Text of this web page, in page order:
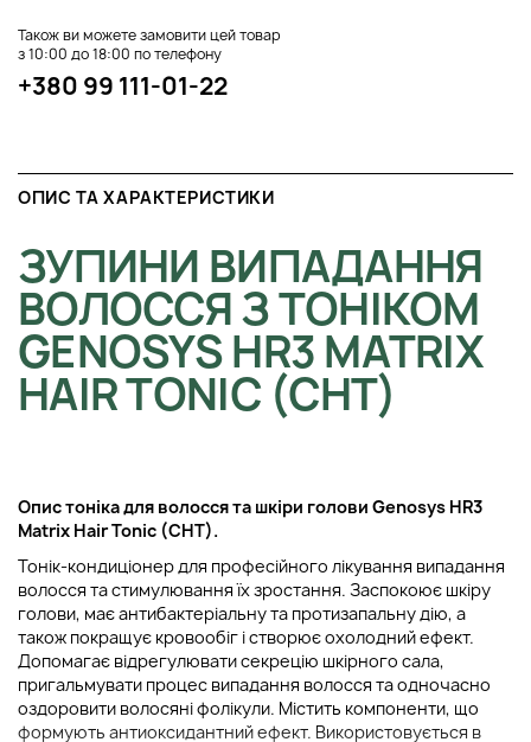
Також ви можете замовити цей товар
з 10:00 до 18:00 по телефону
+380 99 111-01-22
ОПИС ТА ХАРАКТЕРИСТИКИ
ЗУПИНИ ВИПАДАННЯ
ВОЛОССЯ З ТОНІКОМ
GENOSYS HR3 MATRIX
HAIR TONIC (CHT)
Опис тоніка для волосся та шкіри голови Genosys HR3
Matrix Hair Tonic (CHT).
Тонік-кондиціонер для професійного лікування випадання
волосся та стимулювання їх зростання. Заспокоює шкіру
голови, має антибактеріальну та протизапальну дію, а
також покращує кровообіг і створює охолодний ефект.
Допомагає відрегулювати секрецію шкірного сала,
пригальмувати процес випадання волосся та одночасно
оздоровити волосяні фолікули. Містить компоненти, що
формують антиоксидантний ефект. Використовується в